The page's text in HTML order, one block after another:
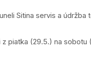
Sitina servis a údržba
piatka (29.5.) na